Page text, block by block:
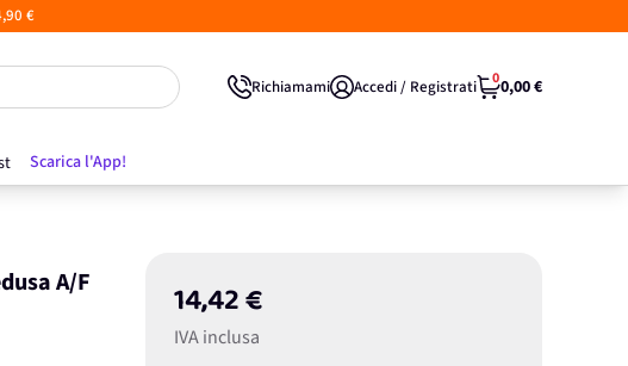
€
Scarica l'App!
Richiamami Accedi / Registrati 00,00 €
A/F
14,42 €
IVA inclusa